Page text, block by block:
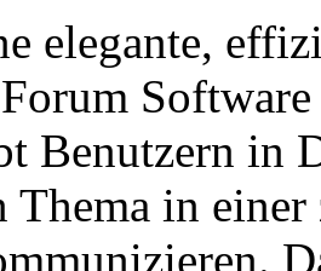
elegante,
Benutzern in
Thema in